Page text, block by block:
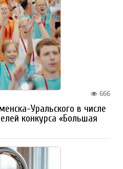
666
Уральского в числе
конкурса «Большая